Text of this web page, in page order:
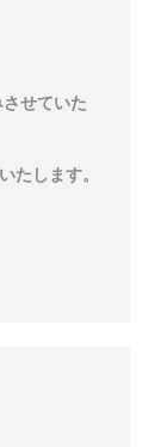
せていた
たします。